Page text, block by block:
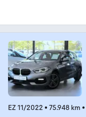
EZ 11/2022 • 75.948 km •